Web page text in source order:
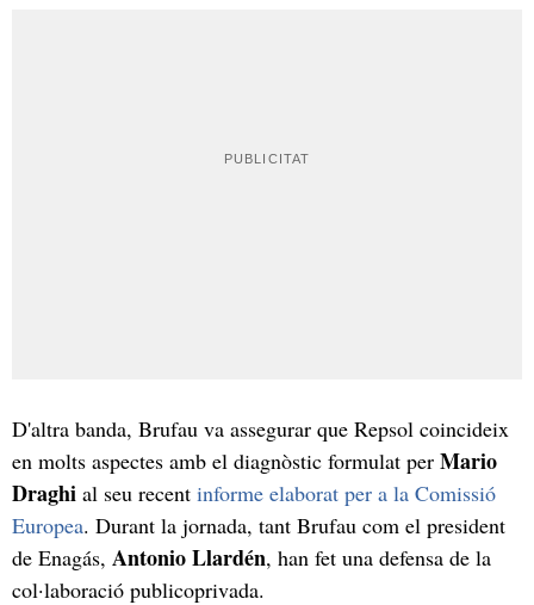
D'altra banda, Brufau va assegurar que Repsol coincideix
en molts aspectes amb el diagnòstic formulat per Mario
Draghi al seu recent informe elaborat per a la Comissió
Europea. Durant la jornada, tant Brufau com el president
de Enagás, Antonio Llardén, han fet una defensa de la
col·laboració publicoprivada.